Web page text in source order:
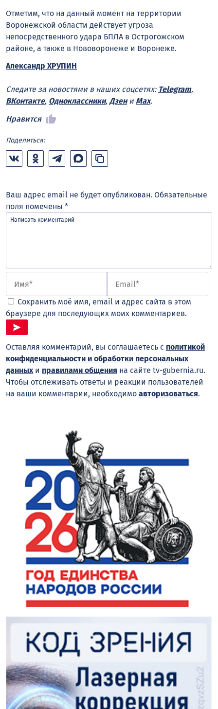
Отметим, что на данный момент на территории
Воронежской области действует угроза
непосредственного удара БПЛА в Острогожском
районе, а также в Нововоронеже и Воронеже.
Александр ХРУПИН
Следите за новостями в наших соцсетях: Telegram,
ВКонтакте, Одноклассники, Дзени Max.
Нравится
Поделиться:
Ваш адрес email не будет опубликован. Обязательные
поля помечены *
Сохранить моё имя, email и адрес сайта в этом
браузере для последующих моих комментариев.
Оставляя комментарий, вы соглашаетесь с политикой
конфиденциальности и обработки персональных
данныхи правилами общения на сайте tv-gubernia.ru.
Чтобы отслеживать ответы и реакции пользователей
на ваши комментарии, необходимо авторизоваться.